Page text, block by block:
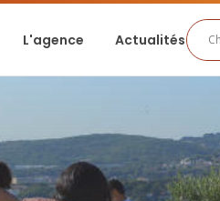
L'agence Actualités